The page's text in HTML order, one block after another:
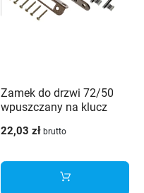
Zamek do drzwi 72/50
wpuszczany na klucz
22,03 zł brutto